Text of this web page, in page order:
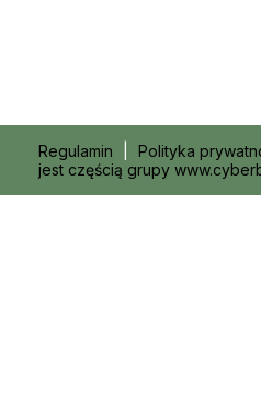
Regulamin Polityka
jest częścią grupy